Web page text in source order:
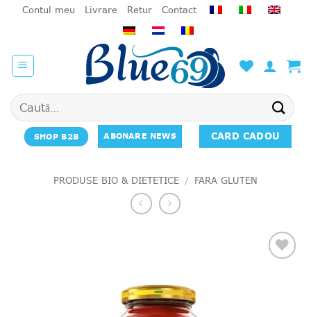
Contul meu Livrare Retur Contact
Caută
după:
SHOP B2B ABONARE NEWS CARD CADOU
PRODUSE BIO & DIETETICE / FARA GLUTEN